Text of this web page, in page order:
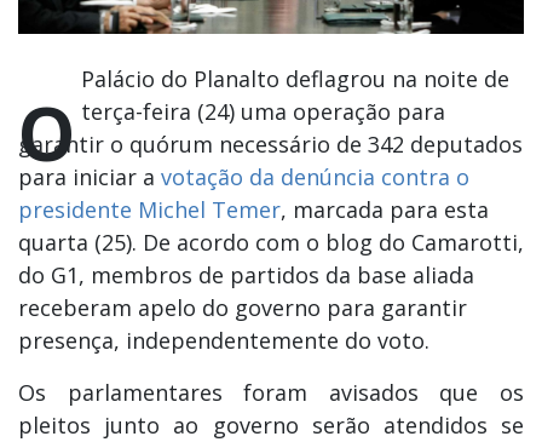
O
Palácio do Planalto deflagrou na noite de
terça-feira (24) uma operação para
garantir o quórum necessário de 342 deputados
para iniciar a votação da denúncia contra o
presidente Michel Temer, marcada para esta
quarta (25). De acordo com o blog do Camarotti,
do G1, membros de partidos da base aliada
receberam apelo do governo para garantir
presença, independentemente do voto.
Os parlamentares foram avisados que os
pleitos junto ao governo serão atendidos se